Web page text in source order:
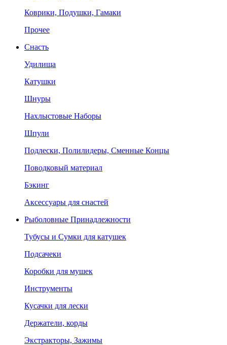
Коврики, Подушки, Гамаки
Прочее
Снасть
Удилища
Катушки
Шнуры
Нахлыстовые Наборы
Шпули
Подлески, Полилидеры, Сменные Концы
Поводковый материал
Бэкинг
Аксессуары для снастей
Рыболовные Принадлежности
Тубусы и Сумки для катушек
Подсачеки
Коробки для мушек
Инструменты
Кусачки для лески
Держатели, корды
Экстракторы, Зажимы